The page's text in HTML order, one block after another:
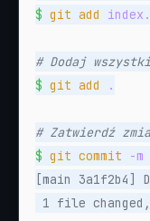
$ git add
# Dodaj
$ git add .
# Zatwierdź
$ git commit -m
[main 3a1f2b4]
1 file